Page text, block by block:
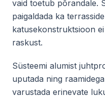
vaid toetub põrandale.
paigaldada ka
katusekonstruktsioon
raskust.
Süsteemi alumist
uputada ning
varustada erinevate